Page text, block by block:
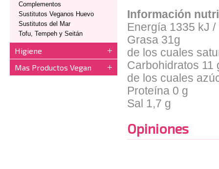
Complementos
Sustitutos Veganos Huevo
Sustitutos del Mar
Tofu, Tempeh y Seitán
Higiene
Mas Productos Vegan
Información
Energía 1335 kJ /
Grasa 31g
de los cuales
Carbohidratos 11
de los cuales
Proteína 0 g
Sal 1,7 g
Opiniones